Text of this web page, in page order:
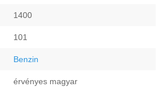
1400
101
Benzin
érvényes magyar